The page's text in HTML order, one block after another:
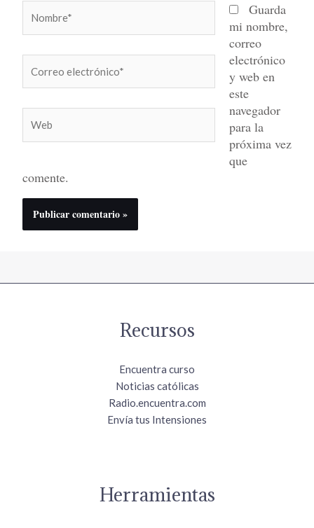
electrónico*
Guarda
mi nombre,
correo
electrónico
y web en
este
navegador
para la
próxima vez
que
comente.
Recursos
Encuentra curso
Noticias católicas
Radio.encuentra.com
Envía tus Intensiones
Herramientas